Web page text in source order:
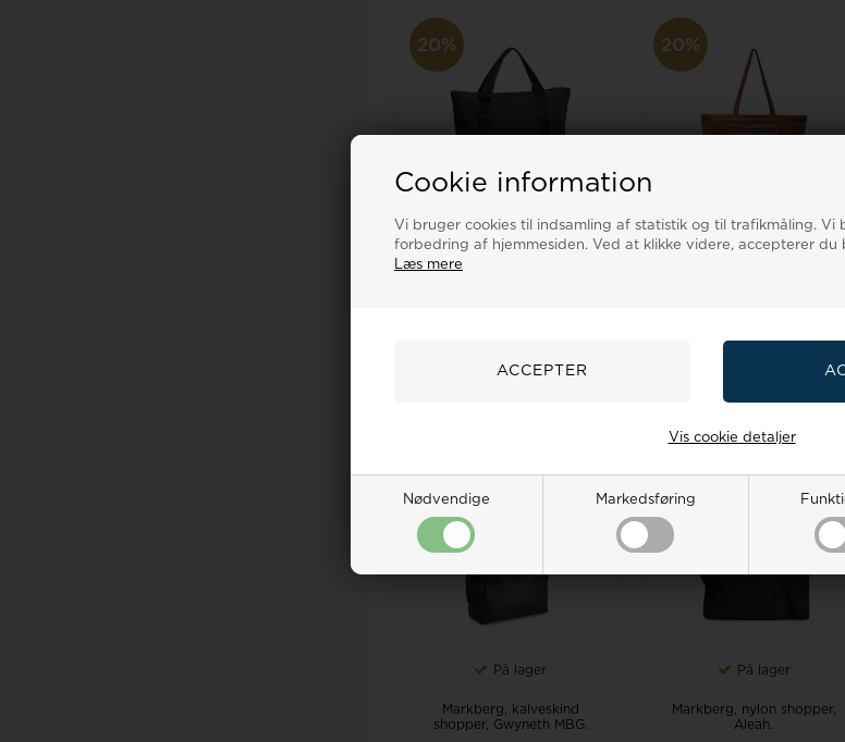
Cookie information
Vi bruger cookies til indsamling af statistik og til trafikmåling. Vi
forbedring af hjemmesiden. Ved at klikke videre, accepterer du
Læs mere
Nødvendige Markedsføring
Vis cookie detaljer
20%
På lager
20%
På lager
1.200,00960,00 DKK
20%
På lager
Markberg, kalveskind
shopper, Gwyneth MBG.
20%
På lager
Markberg, nylon shopper,
Aleah.